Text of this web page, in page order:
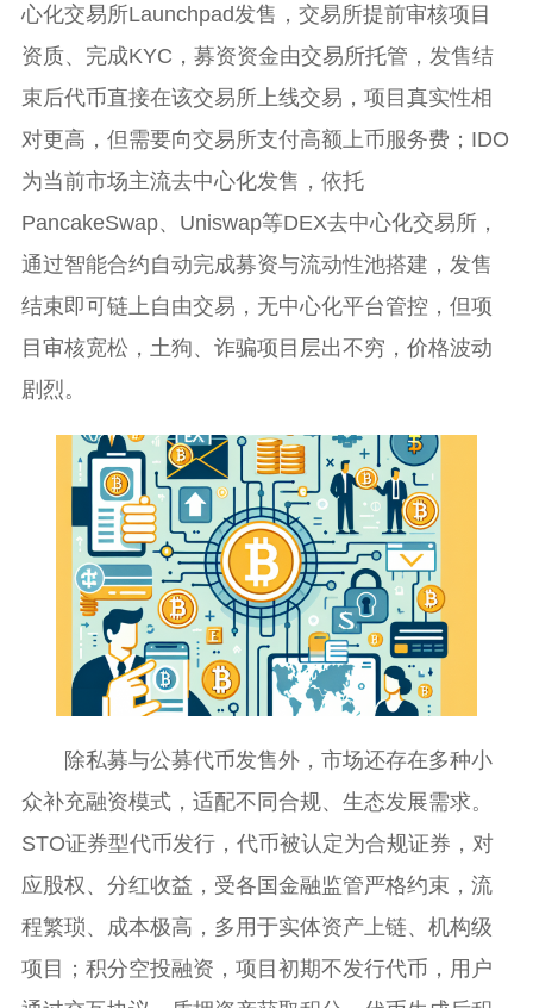
心化交易所Launchpad发售，交易所提前审核项目
资质、完成KYC，募资资金由交易所托管，发售结
束后代币直接在该交易所上线交易，项目真实性相
对更高，但需要向交易所支付高额上币服务费；IDO
为当前市场主流去中心化发售，依托
PancakeSwap、Uniswap等DEX去中心化交易所，
通过智能合约自动完成募资与流动性池搭建，发售
结束即可链上自由交易，无中心化平台管控，但项
目审核宽松，土狗、诈骗项目层出不穷，价格波动
剧烈。
除私募与公募代币发售外，市场还存在多种小
众补充融资模式，适配不同合规、生态发展需求。
STO证券型代币发行，代币被认定为合规证券，对
应股权、分红收益，受各国金融监管严格约束，流
程繁琐、成本极高，多用于实体资产上链、机构级
项目；积分空投融资，项目初期不发行代币，用户